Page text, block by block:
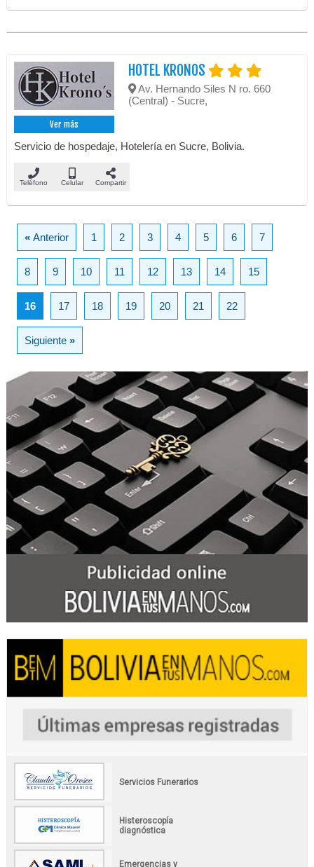
Ver más
HOTEL KRONOS
Av. Hernando Siles N ro. 660
(Central) - Sucre,
Servicio de hospedaje, Hotelería en Sucre, Bolivia.
Teléfono Celular Compartir
«Anterior 1 2 3 4 5 6 7
8 9 10 11 12 13 14 15
16 17 18 19 20 21 22
Siguiente»
Servicios Funerarios
Histeroscopía
diagnóstica
Emergencias y